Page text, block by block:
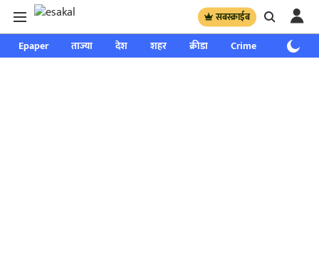
सबस्क्राईब
Epaper ताज्या देश शहर क्रीडा Crime साप्ताहिक